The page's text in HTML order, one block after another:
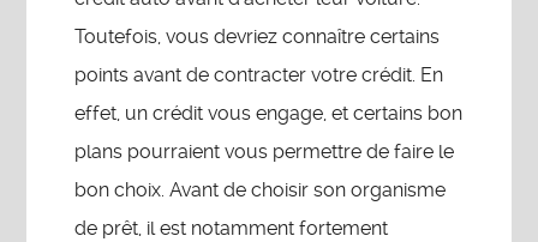
Toutefois, vous devriez connaître certains
points avant de contracter votre crédit. En
effet, un crédit vous engage, et certains bon
plans pourraient vous permettre de faire le
bon choix. Avant de choisir son organisme
de prêt, il est notamment fortement